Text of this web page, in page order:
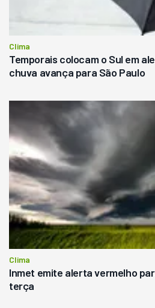
Clima
Temporais colocam o Sul em
chuva avança para São Paulo
Clima
Inmet emite alerta vermelho
terça